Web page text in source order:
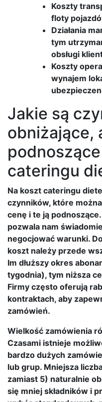
Koszty
floty
Działania
tym
obsługi
Koszty
wynajem
Jakie są
obniżające,
cateringu
Na koszt cateringu
czynników, które
cenę i te ją
pozwala nam
negocjować warunki.
koszt należy przede
Im dłuższy okres
tygodnia), tym niższa
Firmy często oferują
kontraktach, aby
zamówień.
Wielkość zamówienia
Czasami istnieje
bardzo dużych
lub grup. Mniejsza
zamiast 5) naturalnie
się mniej składników i